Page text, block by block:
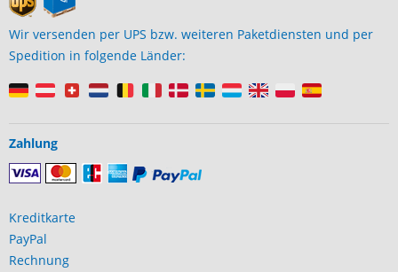
Wir versenden per UPS bzw. weiteren Paketdiensten und per
Spedition in folgende Länder:
Zahlung
Kreditkarte
PayPal
Rechnung